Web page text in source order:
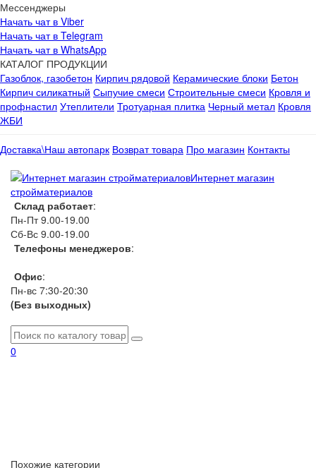
Мессенджеры
Начать чат в Viber
Начать чат в Telegram
Начать чат в WhatsApp
КАТАЛОГ ПРОДУКЦИИ
Газоблок, газобетон Кирпич рядовой Керамические блоки Бетон
Кирпич силикатный Сыпучие смеси Строительные смеси Кровля и
профнастил Утеплители Тротуарная плитка Черный метал Кровля
ЖБИ
Доставка\Наш автопарк Возврат товара Про магазин Контакты
Интернет магазин
стройматериалов
Склад работает:
Пн-Пт 9.00-19.00
Сб-Вс 9.00-19.00
Телефоны менеджеров:
Офис:
Пн-вс 7:30-20:30
(Без выходных)
0
Похожие категории